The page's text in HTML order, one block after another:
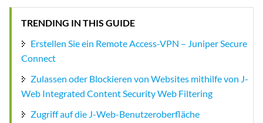
TRENDING IN THIS GUIDE
Erstellen Sie ein Remote Access-VPN – Juniper Secure
Connect
Zulassen oder Blockieren von Websites mithilfe von J-
Web Integrated Content Security Web Filtering
Zugriff auf die J-Web-Benutzeroberfläche